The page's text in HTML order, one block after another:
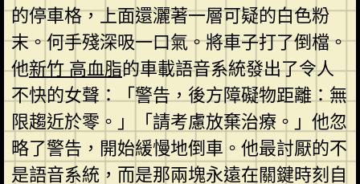
的停車格，上面還灑著一層可疑的白色粉
末。何手殘深吸一口氣。將車子打了倒檔。
他新竹 高血脂的車載語音系統發出了令人
不快的女聲：「警告，後方障礙物距離：無
限趨近於零。」「請考慮放棄治療。」他忽
略了警告，開始緩慢地倒車。他最討厭的不
是語音系統，而是那兩塊永遠在關鍵時刻自